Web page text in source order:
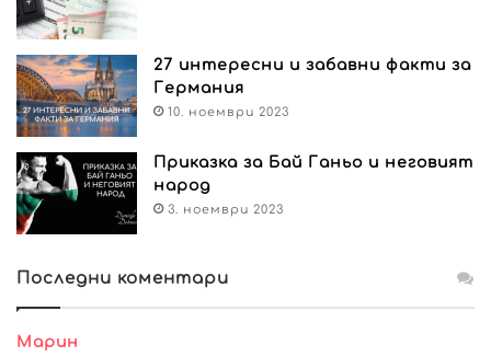
27 интересни и забавни факти за
Германия
10. ноември 2023
Приказка за Бай Ганьо и неговият
народ
3. ноември 2023
Последни коментари
Марин